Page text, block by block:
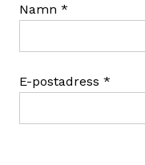
Namn *
E-postadress *